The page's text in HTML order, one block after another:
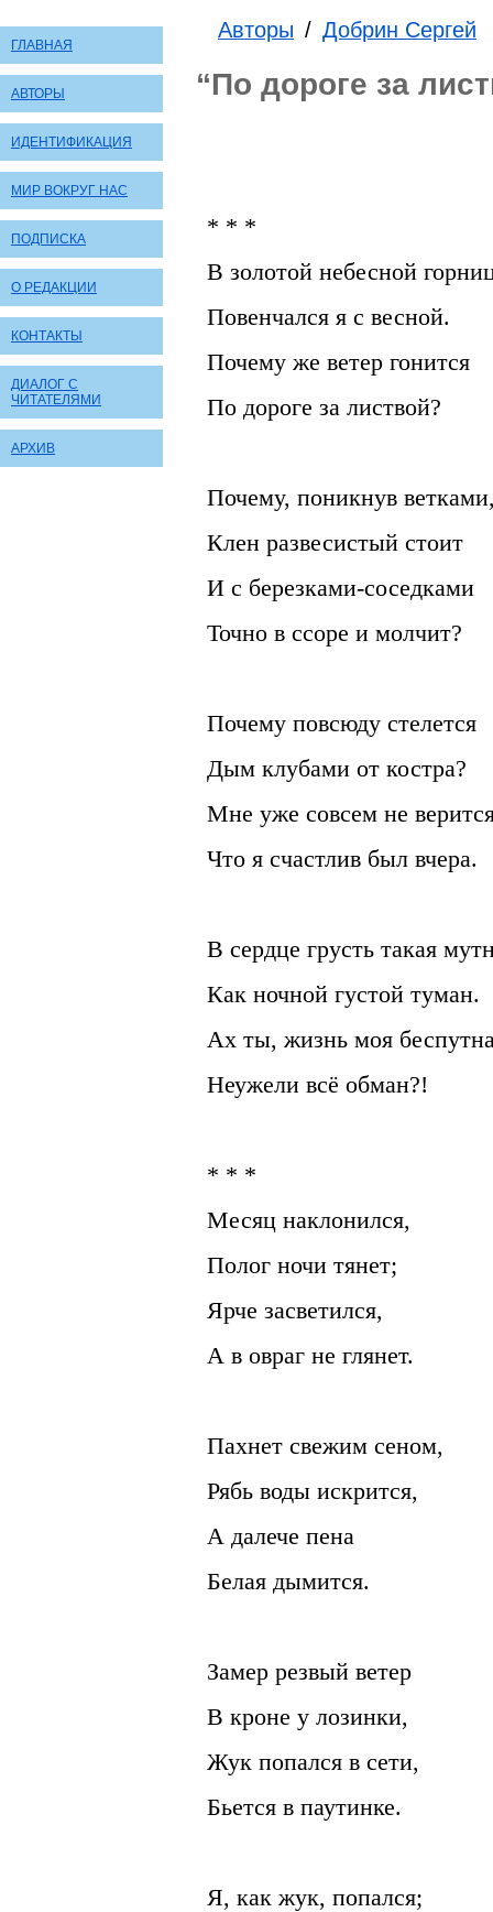
ГЛАВНАЯ
АВТОРЫ
ИДЕНТИФИКАЦИЯ
МИР ВОКРУГ НАС
ПОДПИСКА
О РЕДАКЦИИ
КОНТАКТЫ
ДИАЛОГ С
ЧИТАТЕЛЯМИ
АРХИВ
Авторы / Добрин Сергей
“По дороге за
* * *
В золотой небесной
Повенчался я с весной.
Почему же ветер гонится
По дороге за листвой?
Почему, поникнув
Клен развесистый стоит
И с березками-соседками
Точно в ссоре и молчит?
Почему повсюду стелется
Дым клубами от костра?
Мне уже совсем не
Что я счастлив был вчера.
В сердце грусть такая
Как ночной густой туман.
Ах ты, жизнь моя
Неужели всё обман?!
* * *
Месяц наклонился,
Полог ночи тянет;
Ярче засветился,
А в овраг не глянет.
Пахнет свежим сеном,
Рябь воды искрится,
А далече пена
Белая дымится.
Замер резвый ветер
В кроне у лозинки,
Жук попался в сети,
Бьется в паутинке.
Я, как жук, попался;